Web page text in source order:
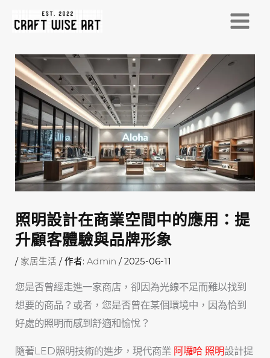
照明設計在商業空間中的應用：提
升顧客體驗與品牌形象
/ 家居生活 / 作者:Admin/2025-06-11
您是否曾經走進一家商店，卻因為光線不足而難以找到
想要的商品？或者，您是否曾在某個環境中，因為恰到
好處的照明而感到舒適和愉悅？
隨著LED照明技術的進步，現代商業 阿囉哈 照明設計提